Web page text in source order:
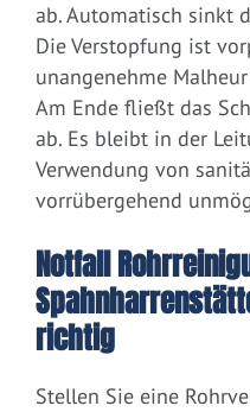
ab. Automatisch sinkt
Die Verstopfung ist
unangenehme
Am Ende fließt das
ab. Es bleibt in der
Verwendung von
vorrübergehend
Notfall
richtig
Stellen Sie eine